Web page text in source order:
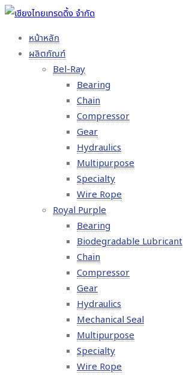
หน้าหลัก
ผลิตภัณฑ์
Bel-Ray
Bearing
Chain
Compressor
Gear
Hydraulics
Multipurpose
Specialty
Wire Rope
Royal Purple
Bearing
Biodegradable Lubricant
Chain
Compressor
Gear
Hydraulics
Mechanical Seal
Multipurpose
Specialty
Wire Rope